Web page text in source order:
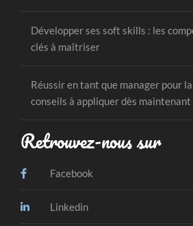
Développer ses soft skills : les
clés à maîtriser
Réussir en tant que manager pour
conseils à appliquer dès maintenant
Retrouvez-nous sur
Facebook
Linkedin